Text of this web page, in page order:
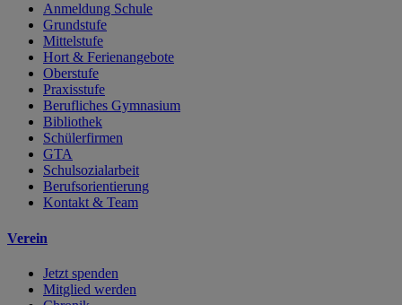
Anmeldung Schule
Grundstufe
Mittelstufe
Hort & Ferienangebote
Oberstufe
Praxisstufe
Berufliches Gymnasium
Bibliothek
Schülerfirmen
GTA
Schulsozialarbeit
Berufsorientierung
Kontakt & Team
Verein
Jetzt spenden
Mitglied werden